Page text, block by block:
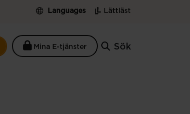
Languages Lättläst
Mina E-tjänster Sök